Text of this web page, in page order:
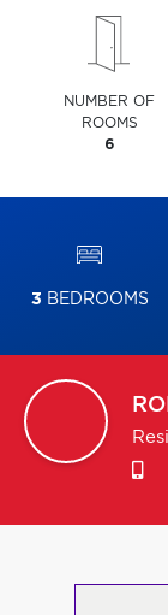
NUMBER OF
ROOMS
6
3 BEDROOMS